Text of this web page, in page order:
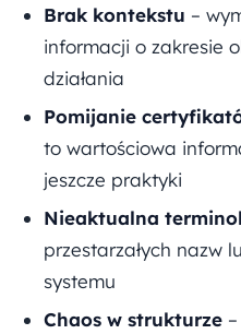
Brak kontekstu –
informacji o zakresie
działania
Pomijanie
to wartościowa
jeszcze praktyki
Nieaktualna
przestarzałych nazw
systemu
Chaos w strukturze